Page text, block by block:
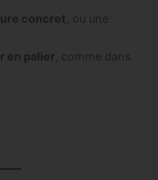
concret , ou une
en palier , comme dans